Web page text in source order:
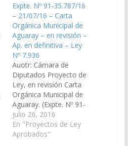
Expte. Nº 91-35.787/16
– 21/07/16 – Carta
Orgánica Municipal de
Aguaray – en revisión –
Ap. en definitiva – Ley
Nº 7.936
Auotr: Cámara de
Diputados Proyecto de
Ley, en revisión Carta
Orgánica Municipal de
Aguaray. (Expte. Nº 91-
35.787/16 – A la
Comisión de
Legislación General,
julio 26, 2016
En "Proyectos de Ley
Aprobados"